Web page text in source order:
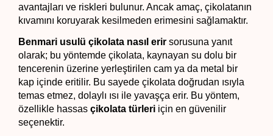
avantajları ve riskleri bulunur. Ancak amaç, çikolatanın
kıvamını koruyarak kesilmeden erimesini sağlamaktır.
Benmari usulü çikolata nasıl erir sorusuna yanıt
olarak; bu yöntemde çikolata, kaynayan su dolu bir
tencerenin üzerine yerleştirilen cam ya da metal bir
kap içinde eritilir. Bu sayede çikolata doğrudan ısıyla
temas etmez, dolaylı ısı ile yavaşça erir. Bu yöntem,
özellikle hassas çikolata türleri için en güvenilir
seçenektir.